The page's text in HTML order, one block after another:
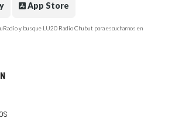
App Store
y busque LU20 Radio Chubut para escucharnos en